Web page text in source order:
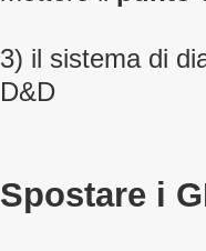
3) il sistema di
D&D
Spostare i